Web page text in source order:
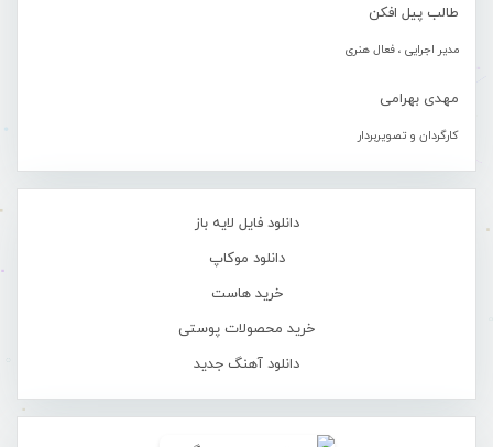
طالب پیل افکن
مدیر اجرایی ، فعال هنری
مهدی بهرامی
کارگردان و تصویربردار
دانلود فایل لایه باز
دانلود موکاپ
خرید هاست
خرید محصولات پوستی
دانلود آهنگ جدید